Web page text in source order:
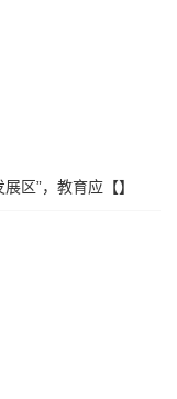
区”，教育应【】